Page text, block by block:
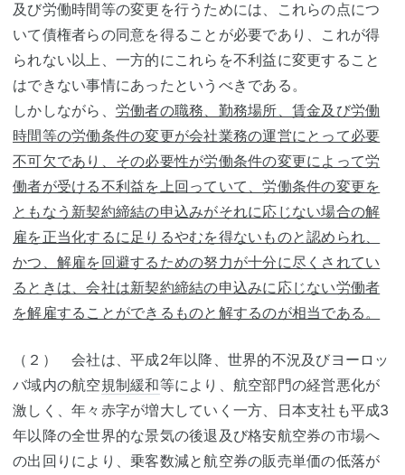
及び労働時間等の変更を行うためには、これらの点につ
いて債権者らの同意を得ることが必要であり、これが得
られない以上、一方的にこれらを不利益に変更すること
はできない事情にあったというべきである。
しかしながら、 労働者の職務、勤務場所、賃金及び労働
時間等の労働条件の変更が会社業務の運営にとって必要
不可欠であり、その必要性が労働条件の変更によって労
働者が受ける不利益を上回っていて、労働条件の変更を
ともなう新契約締結の申込みがそれに応じない場合の解
雇を正当化するに足りるやむを得ないものと認められ、
かつ、解雇を回避するための努力が十分に尽くされてい
るときは、会社は新契約締結の申込みに応じない労働者
を解雇することができるものと解するのが相当である。
（２） 会社は、平成2年以降、世界的不況及びヨーロッ
バ域内の航空規制緩和等により、航空部門の経営悪化が
激しく、年々赤字が増大していく一方、日本支社も平成3
年以降の全世界的な景気の後退及び格安航空券の市場へ
の出回りにより、乗客数減と航空券の販売単価の低落が